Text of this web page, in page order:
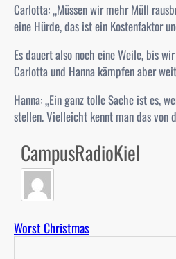
Carlotta:„Müssen wir mehr Müll
eine Hürde, das ist ein Kostenfaktor
Es dauert also noch eine Weile, bis
Carlotta und Hanna kämpfen aber
Hanna:„Ein ganz tolle Sache ist es,
stellen. Vielleicht kennt man das von
CampusRadioKiel
Worst Christmas